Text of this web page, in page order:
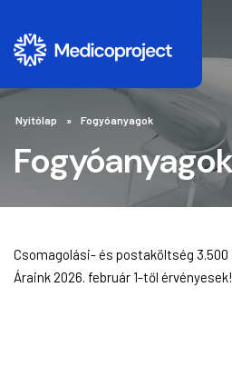
Nyitólap Fogyóanyagok
Csomagolási- és postaköltség 3.500
Áraink 2026. február 1-től érvényesek!